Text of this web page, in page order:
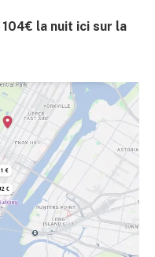
la nuit ici sur la